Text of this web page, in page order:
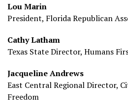
Lou Marin
President, Florida Republican
Cathy Latham
Texas State Director, Humans
Jacqueline Andrews
East Central Regional Director,
Freedom